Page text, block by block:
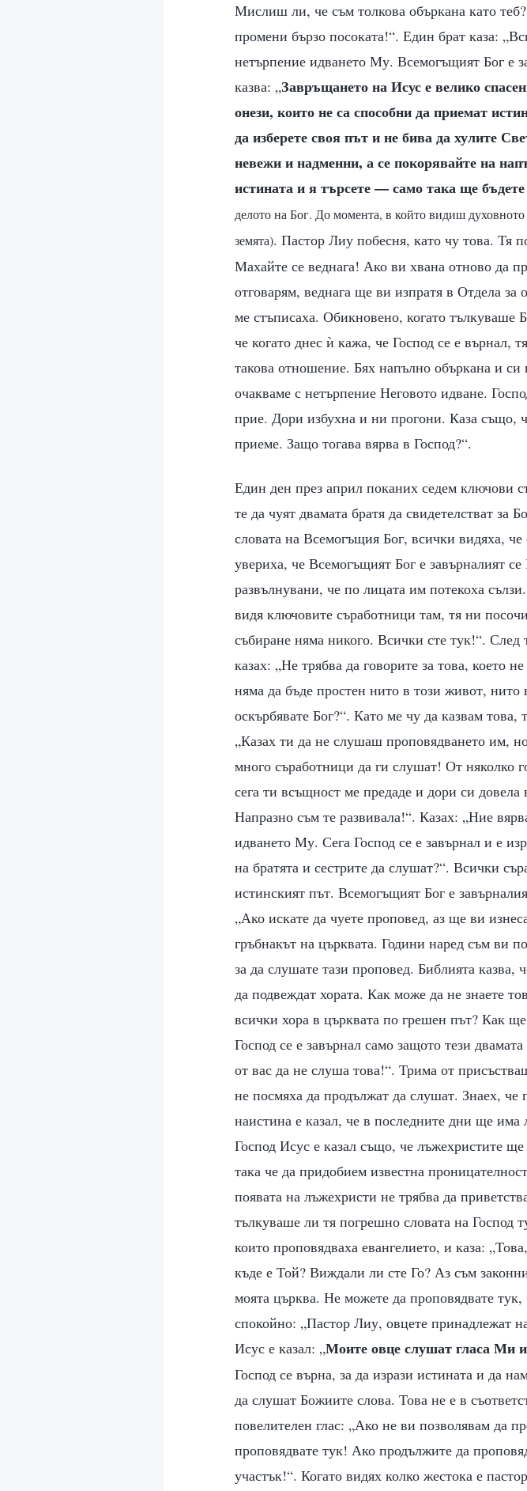
Мислиш ли, че съм толкова объркана като
промени бързо посоката!“. Един брат каза:
нетърпение идването Му. Всемогъщият Бог е
казва: „Завръщането на Исус е велико
онези, които не са способни да приемат
да изберете своя път и не бива да хулите
невежи и надменни, а се покорявайте на
истината и я търсете — само така ще бъдете
делото на Бог. До момента, в който видиш
земята). Пастор Лиу побесня, като чу това. Тя
Махайте се веднага! Ако ви хвана отново да
отговарям, веднага ще ви изпратя в Отдела
ме стъписаха. Обикновено, когато
че когато днес ѝ кажа, че Господ се е върнал,
такова отношение. Бях напълно объркана и
очакваме с нетърпение Неговото идване.
прие. Дори избухна и ни прогони. Каза също,
приеме. Защо тогава вярва в Господ?“.
Един ден през април поканих седем ключови
те да чуят двамата братя да свидетелстват
словата на Всемогъщия Бог, всички видяха,
увериха, че Всемогъщият Бог е завърналият
развълнувани, че по лицата им потекоха
видя ключовите съработници там, тя ни
събиране няма никого. Всички сте тук!“. След
казах: „Не трябва да говорите за това, което
няма да бъде простен нито в този живот, нито
оскърбявате Бог?“. Като ме чу да казвам
„Казах ти да не слушаш проповядването им,
много съработници да ги слушат! От няколко
сега ти всъщност ме предаде и дори си
Напразно съм те развивала!“. Казах: „Ние
идването Му. Сега Господ се е завърнал и е
на братята и сестрите да слушат?“. Всички
истинският път. Всемогъщият Бог е
„Ако искате да чуете проповед, аз ще ви
гръбнакът на църквата. Години наред съм ви
за да слушате тази проповед. Библията
да подвеждат хората. Как може да не знаете
всички хора в църквата по грешен път? Как
Господ се е завърнал само защото тези
от вас да не слуша това!“. Трима от
не посмяха да продължат да слушат. Знаех, че
наистина е казал, че в последните дни ще
Господ Исус е казал също, че лъжехристите
така че да придобием известна
появата на лъжехристи не трябва да
тълкуваше ли тя погрешно словата на Господ
които проповядваха евангелието, и каза:
къде е Той? Виждали ли сте Го? Аз съм
моята църква. Не можете да проповядвате
спокойно: „Пастор Лиу, овцете принадлежат
Исус е казал: „Моите овце слушат гласа Ми
Господ се върна, за да изрази истината и да
да слушат Божиите слова. Това не е в
повелителен глас: „Ако не ви позволявам да
проповядвате тук! Ако продължите да
участък!“. Когато видях колко жестока е